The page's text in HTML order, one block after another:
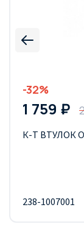
-32%
1 759 ₽
К-Т ВТУЛОК
238-1007001